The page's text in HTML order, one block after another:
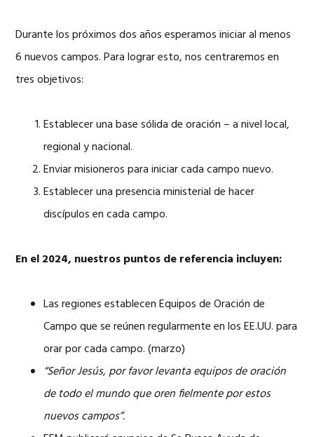
Durante los próximos dos años esperamos iniciar al menos
6 nuevos campos. Para lograr esto, nos centraremos en
tres objetivos:
Establecer una base sólida de oración – a nivel local,
regional y nacional.
Enviar misioneros para iniciar cada campo nuevo.
Establecer una presencia ministerial de hacer
discípulos en cada campo.
En el 2024, nuestros puntos de referencia incluyen:
Las regiones establecen Equipos de Oración de
Campo que se reúnen regularmente en los EE.UU. para
orar por cada campo. (marzo)
“Señor Jesús, por favor levanta equipos de oración
de todo el mundo que oren fielmente por estos
nuevos campos”.